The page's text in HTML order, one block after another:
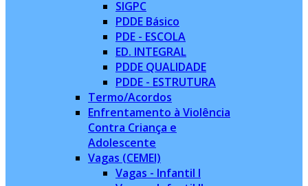
SIGPC
PDDE Básico
PDE - ESCOLA
ED. INTEGRAL
PDDE QUALIDADE
PDDE - ESTRUTURA
Termo/Acordos
Enfrentamento à Violência
Contra Criança e
Adolescente
Vagas (CEMEI)
Vagas - Infantil I